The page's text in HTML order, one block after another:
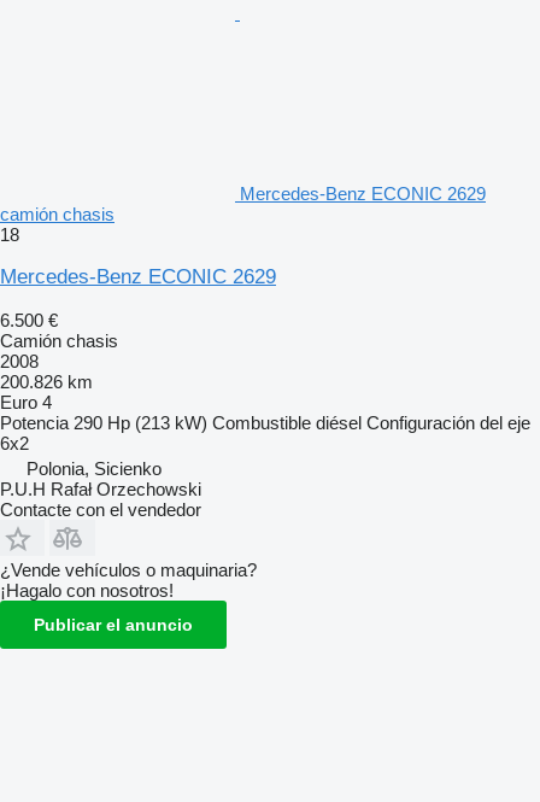
Mercedes-Benz ECONIC 2629
camión chasis
18
Mercedes-Benz ECONIC 2629
6.500 €
Camión chasis
2008
200.826 km
Euro 4
Potencia 290 Hp (213 kW) Combustible diésel Configuración del eje
6x2
Polonia, Sicienko
P.U.H Rafał Orzechowski
Contacte con el vendedor
¿Vende vehículos o maquinaria?
¡Hagalo con nosotros!
Publicar el anuncio